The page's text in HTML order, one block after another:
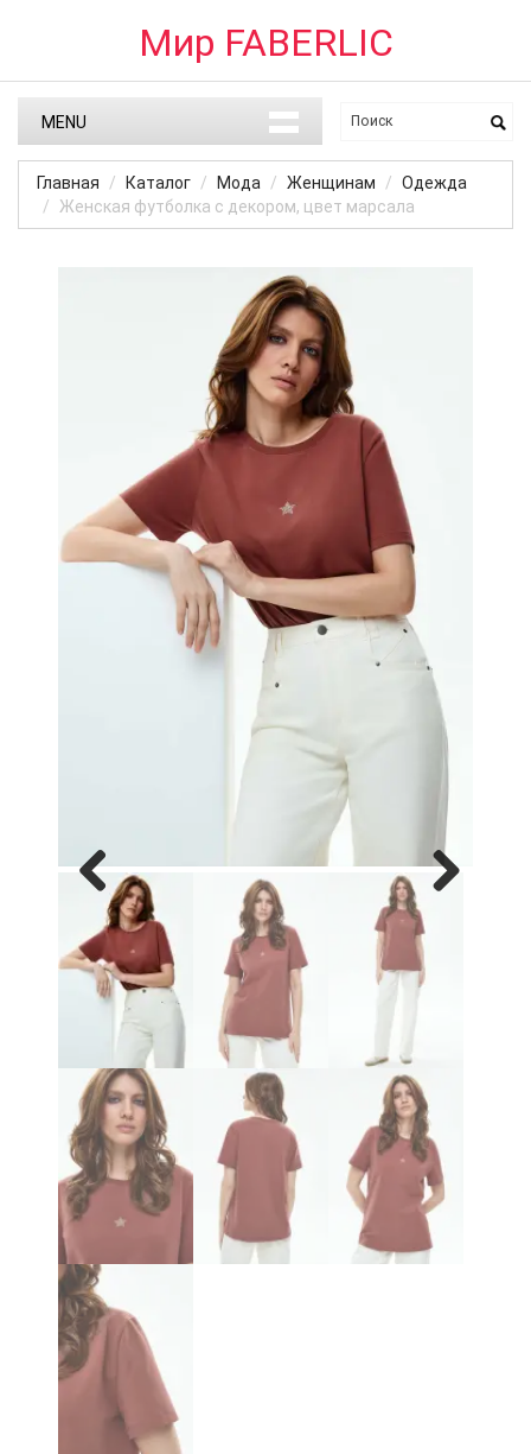
Мир FABERLIC
MENU
Главная Каталог Мода Женщинам
Одежда
Женская футболка с декором, цвет марсала